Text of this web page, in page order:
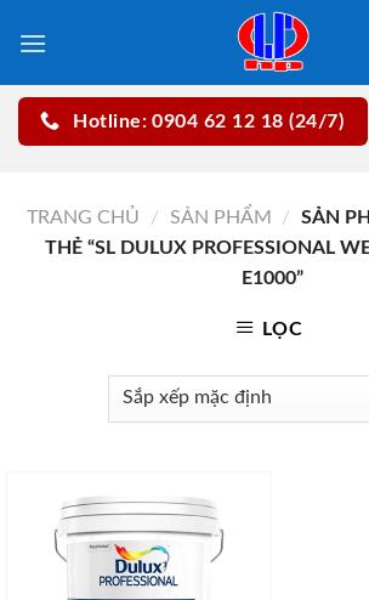
Hotline: 0904 62 12 18 (24/7)
TRANG CHỦ / SẢN PHẨM /
SẢN
THẺ “SL DULUX PROFESSIONAL
E1000”
LỌC